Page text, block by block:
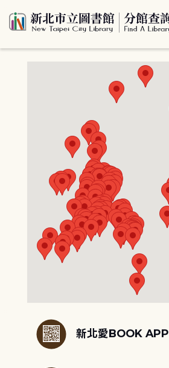
新北愛BOOK APP